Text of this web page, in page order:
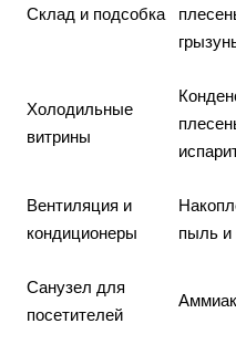
Склад и подсобка
Холодильные
витрины
Вентиляция и
кондиционеры
пыль и
Санузел для
посетителей